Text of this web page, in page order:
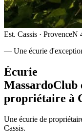
Est. Cassis · ProvenceN
— Une écurie
Écurie
MassardoClub
propriétaire à
Une écurie de
Cassis.